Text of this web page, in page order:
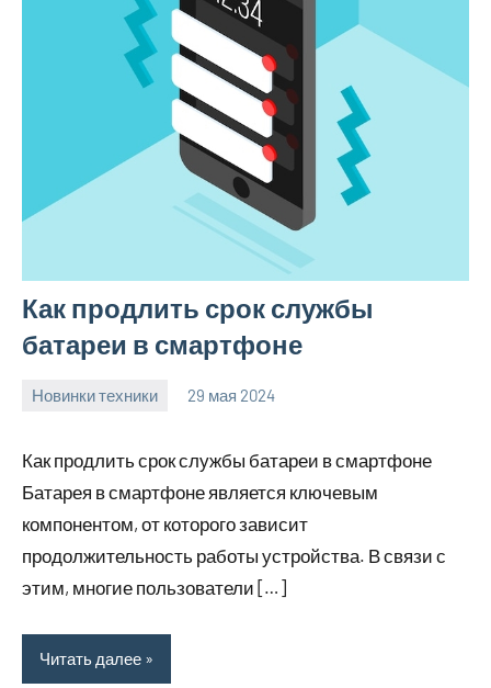
Как продлить срок службы
батареи в смартфоне
Новинки техники 29 мая 2024
Как продлить срок службы батареи в смартфоне
Батарея в смартфоне является ключевым
компонентом, от которого зависит
продолжительность работы устройства. В связи с
этим, многие пользователи […]
Читать далее